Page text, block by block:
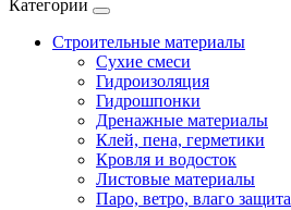
Категории
Строительные материалы
Сухие смеси
Гидроизоляция
Гидрошпонки
Дренажные материалы
Клей, пена, герметики
Кровля и водосток
Листовые материалы
Паро, ветро, влаго защита